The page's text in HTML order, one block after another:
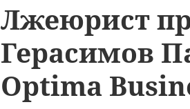
Лжеюрист
Герасимов
Optima